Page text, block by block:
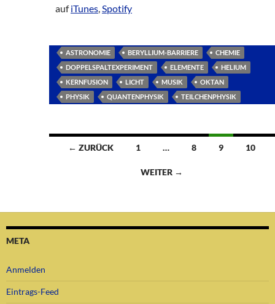
aufiTunes,Spotify
ASTRONOMIE BERYLLIUM-BARRIERE
CHEMIE
DOPPELSPALTEXPERIMENT
ELEMENTE
HELIUM
KERNFUSION
LICHT MUSIK
OKTAN
PHYSIK
QUANTENPHYSIK TEILCHENPHYSIK
Beitragsnavigation
← ZURÜCK 1 … 8 9 10
WEITER →
META
Anmelden
Eintrags-Feed